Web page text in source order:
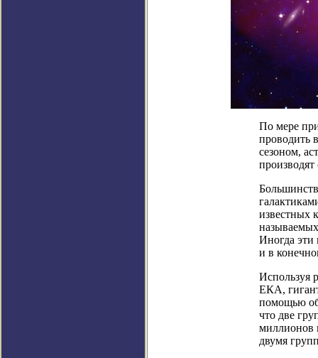
По мере
проводить
сезоном,
производят
известных
Иногда эти
и в
Используя
ЕКА,
помощью
что две
миллионов
двумя